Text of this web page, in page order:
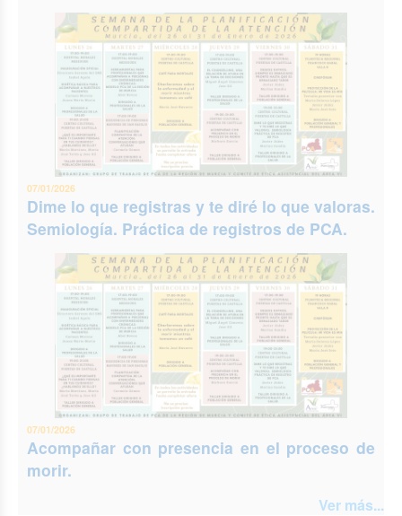
07/01/2026
Dime lo que registras y te diré lo que valoras.
Semiología. Práctica de registros de PCA.
07/01/2026
Acompañar con presencia en el proceso de
morir.
Ver más...